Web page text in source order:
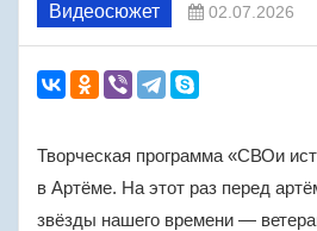
Видеосюжет 02.07.2026
Творческая программа «СВОи
в Артёме. На этот раз перед
звёзды нашего времени —